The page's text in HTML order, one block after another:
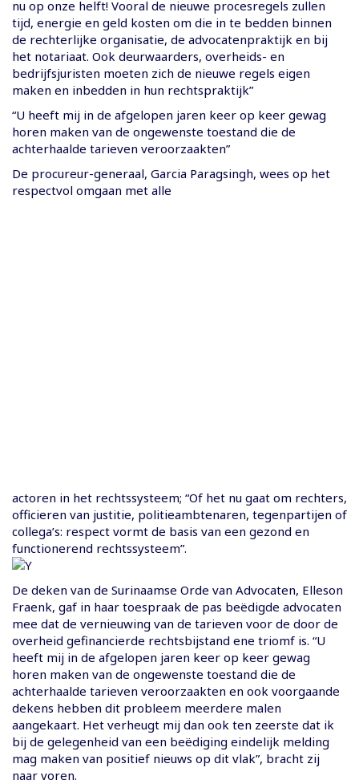
nu op onze helft! Vooral de nieuwe procesregels zullen
tijd, energie en geld kosten om die in te bedden binnen
de rechterlijke organisatie, de advocatenpraktijk en bij
het notariaat. Ook deurwaarders, overheids- en
bedrijfsjuristen moeten zich de nieuwe regels eigen
maken en inbedden in hun rechtspraktijk”
“U heeft mij in de afgelopen jaren keer op keer gewag
horen maken van de ongewenste toestand die de
achterhaalde tarieven veroorzaakten”
De procureur-generaal, Garcia Paragsingh, wees op het
respectvol omgaan met alle
actoren in het rechtssysteem; “Of het nu gaat om rechters,
officieren van justitie, politieambtenaren, tegenpartijen of
collega’s: respect vormt de basis van een gezond en
functionerend rechtssysteem”.
De deken van de Surinaamse Orde van Advocaten, Elleson
Fraenk, gaf in haar toespraak de pas beëdigde advocaten
mee dat de vernieuwing van de tarieven voor de door de
overheid gefinancierde rechtsbijstand ene triomf is. “U
heeft mij in de afgelopen jaren keer op keer gewag
horen maken van de ongewenste toestand die de
achterhaalde tarieven veroorzaakten en ook voorgaande
dekens hebben dit probleem meerdere malen
aangekaart. Het verheugt mij dan ook ten zeerste dat ik
bij de gelegenheid van een beëdiging eindelijk melding
mag maken van positief nieuws op dit vlak”, bracht zij
naar voren.